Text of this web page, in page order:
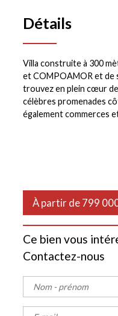
Détails
Villa construite à 300
et COMPOAMOR et de
trouvez en plein cœur
célèbres promenades
également commerces
À partir de 799
Ce bien vous
Contactez-nous